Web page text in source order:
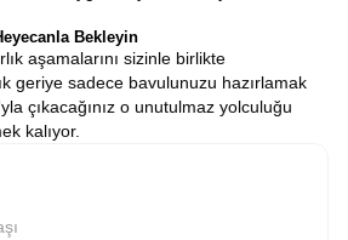
Bekleyin
aşamalarını sizinle birlikte
geriye sadece bavulunuzu hazırlamak
çıkacağınız o unutulmaz yolculuğu
kalıyor.